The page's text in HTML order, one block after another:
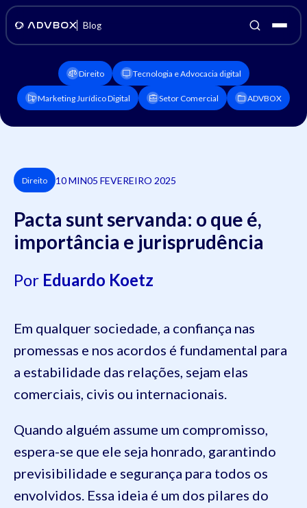
Blog
Direito Tecnologia e Advocacia digital
Marketing Jurídico Digital Setor Comercial ADVBOX
Direito 10 MIN05 FEVEREIRO 2025
Pacta sunt servanda: o que é,
importância e jurisprudência
Por Eduardo Koetz
Em qualquer sociedade, a confiança nas
promessas e nos acordos é fundamental para
a estabilidade das relações, sejam elas
comerciais, civis ou internacionais.
Quando alguém assume um compromisso,
espera-se que ele seja honrado, garantindo
previsibilidade e segurança para todos os
envolvidos. Essa ideia é um dos pilares do